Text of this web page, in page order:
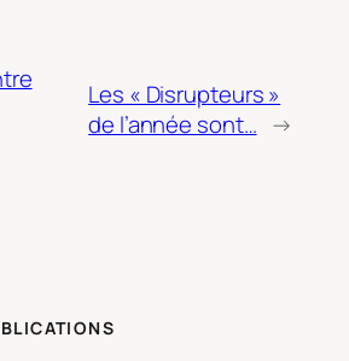
Les « Disrupteurs »
de l’année sont… →